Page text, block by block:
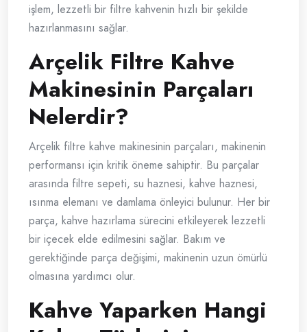
işlem, lezzetli bir filtre kahvenin hızlı bir şekilde
hazırlanmasını sağlar.
Arçelik Filtre Kahve
Makinesinin Parçaları
Nelerdir?
Arçelik filtre kahve makinesinin parçaları, makinenin
performansı için kritik öneme sahiptir. Bu parçalar
arasında filtre sepeti, su haznesi, kahve haznesi,
ısınma elemanı ve damlama önleyici bulunur. Her bir
parça, kahve hazırlama sürecini etkileyerek lezzetli
bir içecek elde edilmesini sağlar. Bakım ve
gerektiğinde parça değişimi, makinenin uzun ömürlü
olmasına yardımcı olur.
Kahve Yaparken Hangi